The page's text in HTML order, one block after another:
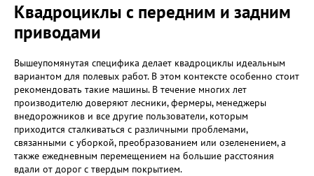
Квадроциклы с передним и задним
приводами
Вышеупомянутая специфика делает квадроциклы идеальным
вариантом для полевых работ. В этом контексте особенно стоит
рекомендовать такие машины. В течение многих лет
производителю доверяют лесники, фермеры, менеджеры
внедорожников и все другие пользователи, которым
приходится сталкиваться с различными проблемами,
связанными с уборкой, преобразованием или озеленением, а
также ежедневным перемещением на большие расстояния
вдали от дорог с твердым покрытием.